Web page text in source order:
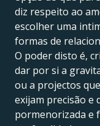
diz respeito ao
escolher uma
formas de
O poder disto é,
dar por si a
ou a projectos
exijam precisão e
pormenorizada e